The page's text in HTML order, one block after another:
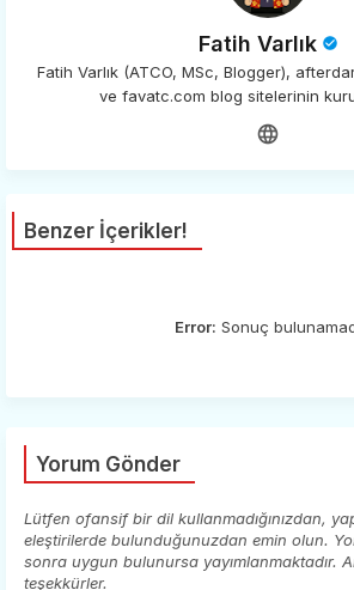
Fatih Varlık
Fatih Varlık (ATCO, MSc, Blogger),
ve favatc.com blog sitelerinin
Benzer İçerikler!
Error: Sonuç
Yorum Gönder
Lütfen ofansif bir dil kullanmadığınızdan,
eleştirilerde bulunduğunuzdan emin olun.
sonra uygun bulunursa yayımlanmaktadır.
teşekkürler.